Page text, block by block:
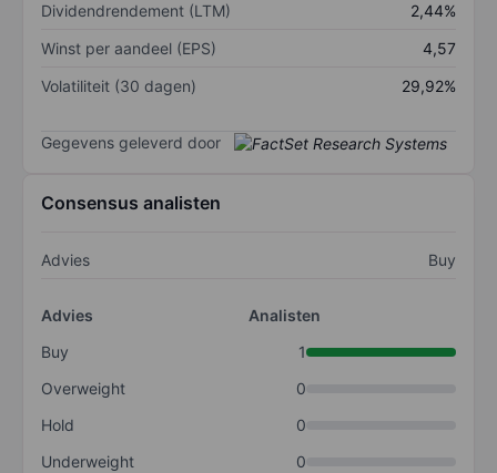
Dividendrendement (LTM)
2,44%
Winst per aandeel (EPS)
4,57
Volatiliteit (30 dagen)
29,92%
Gegevens geleverd door
Consensus analisten
Advies Buy
Advies
Analisten
Buy
1
Overweight
0
Hold
0
Underweight
0